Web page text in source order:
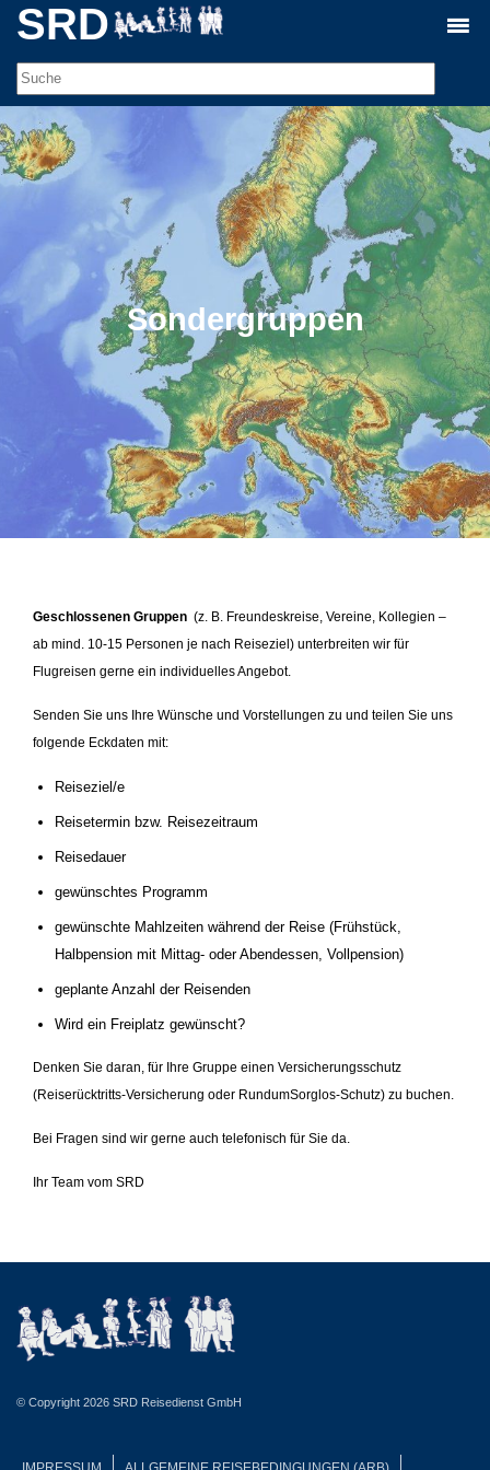
SRD
Sondergruppen
Geschlossenen Gruppen (z. B. Freundeskreise, Vereine, Kollegien –
ab mind. 10-15 Personen je nach Reiseziel) unterbreiten wir für
Flugreisen gerne ein individuelles Angebot.
Senden Sie uns Ihre Wünsche und Vorstellungen zu und teilen Sie uns
folgende Eckdaten mit:
Reiseziel/e
Reisetermin bzw. Reisezeitraum
Reisedauer
gewünschtes Programm
gewünschte Mahlzeiten während der Reise (Frühstück,
Halbpension mit Mittag- oder Abendessen, Vollpension)
geplante Anzahl der Reisenden
Wird ein Freiplatz gewünscht?
Denken Sie daran, für Ihre Gruppe einen Versicherungsschutz
(Reiserücktritts-Versicherung oder RundumSorglos-Schutz) zu buchen.
Bei Fragen sind wir gerne auch telefonisch für Sie da.
Ihr Team vom SRD
© Copyright 2026 SRD Reisedienst GmbH